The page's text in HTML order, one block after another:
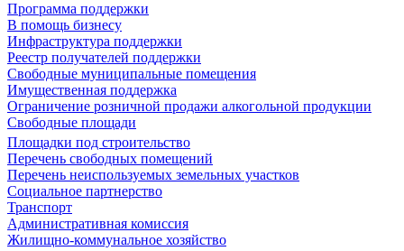
Программа поддержки
В помощь бизнесу
Инфраструктура поддержки
Реестр получателей поддержки
Свободные муниципальные помещения
Имущественная поддержка
Ограничение розничной продажи алкогольной продукции
Свободные площади
Площадки под строительство
Перечень свободных помещений
Перечень неиспользуемых земельных участков
Социальное партнерство
Транспорт
Административная комиссия
Жилищно-коммунальное хозяйство